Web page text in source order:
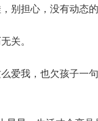
别担心，没有动态
关。
爱我，也欠孩子一